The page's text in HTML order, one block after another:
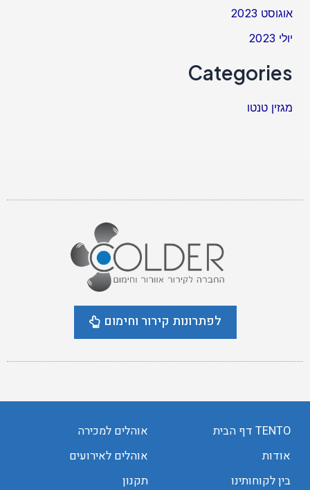
אוגוסט 2023
יולי 2023
Categories
מגזין טנטו
לפתרונות קירור וחימום
TENTO דף הבית
אודות
בין לקוחותינו
אוהלים למכירה
אוהלים לאירועים
תקנון